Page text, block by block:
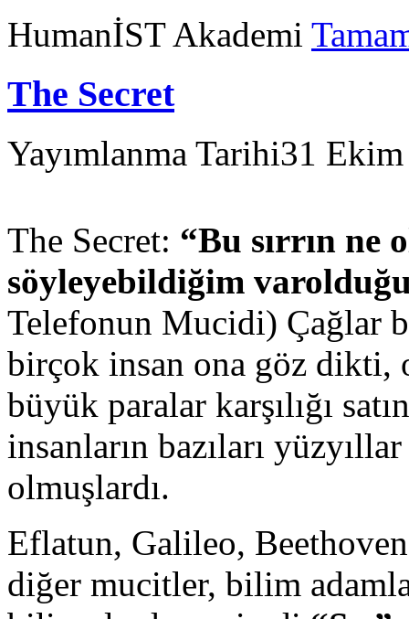
HumanİST Akademi
The Secret
Yayımlanma Tarihi31
The Secret: “Bu sırrın ne
söyleyebildiğim
Telefonun Mucidi) Çağlar
birçok insan ona göz dikti,
büyük paralar karşılığı
insanların bazıları
olmuşlardı.
Eflatun, Galileo,
diğer mucitler, bilim